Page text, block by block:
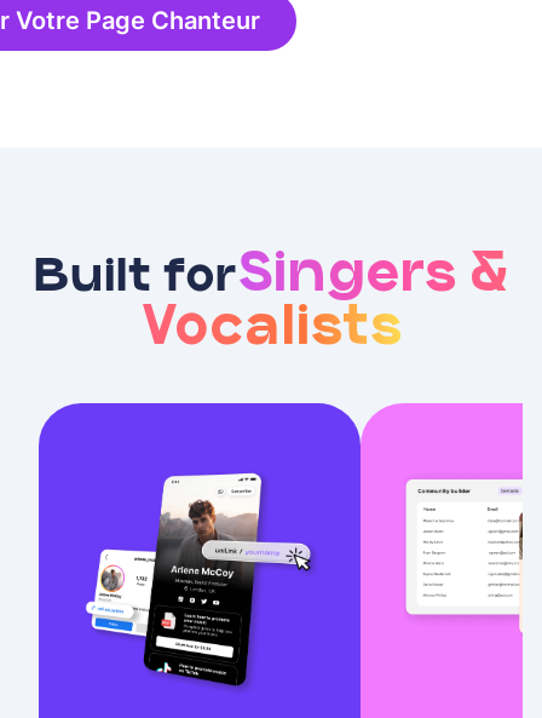
Votre Page Chanteur
Built forSingers &
Vocalists